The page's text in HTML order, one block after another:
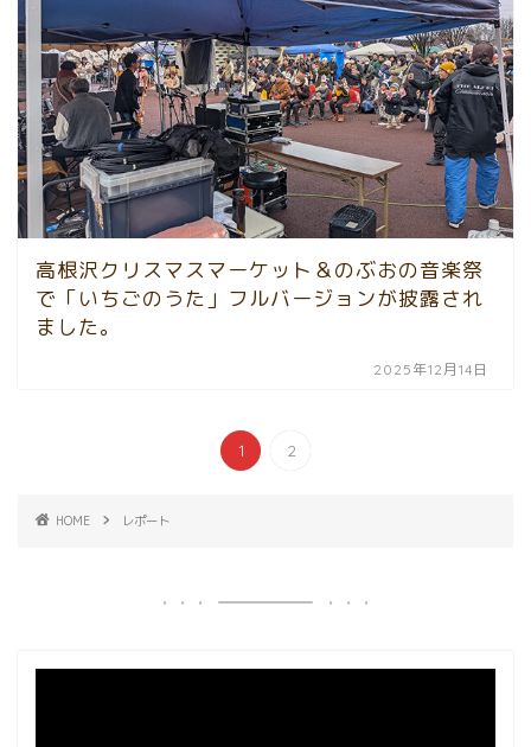
高根沢クリスマスマーケット＆のぶおの音楽祭
で「いちごのうた」フルバージョンが披露され
ました。
2025年12月14日
1 2
HOME レポート